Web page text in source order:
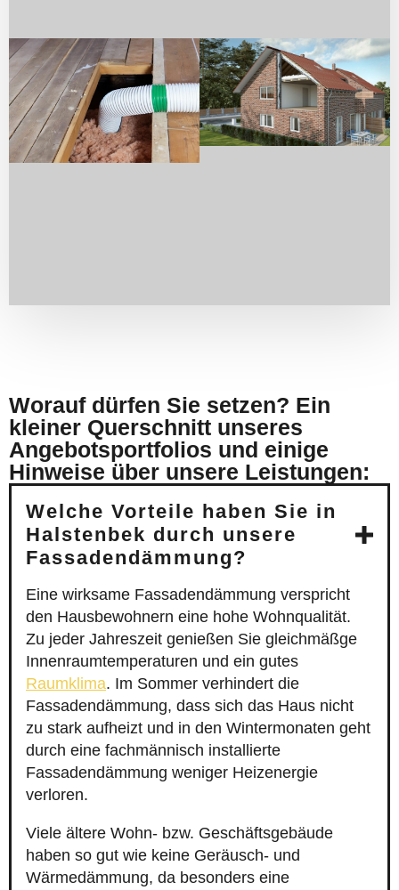
Worauf dürfen Sie setzen? Ein
kleiner Querschnitt unseres
Angebotsportfolios und einige
Hinweise über unsere Leistungen:
Welche Vorteile haben Sie in
Halstenbek durch unsere
Fassadendämmung?
Eine wirksame Fassadendämmung verspricht
den Hausbewohnern eine hohe Wohnqualität.
Zu jeder Jahreszeit genießen Sie gleichmäßge
Innenraumtemperaturen und ein gutes
Raumklima. Im Sommer verhindert die
Fassadendämmung, dass sich das Haus nicht
zu stark aufheizt und in den Wintermonaten geht
durch eine fachmännisch installierte
Fassadendämmung weniger Heizenergie
verloren.
Viele ältere Wohn- bzw. Geschäftsgebäude
haben so gut wie keine Geräusch- und
Wärmedämmung, da besonders eine